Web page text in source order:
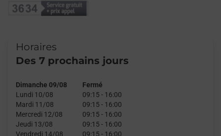
Horaires
Des 7 prochains jours
Dimanche 09/08
Fermé
Lundi 10/08
09:15 - 16:00
Mardi 11/08
09:15 - 16:00
Mercredi 12/08
09:15 - 16:00
Jeudi 13/08
09:15 - 16:00
Vendredi 14/08
09:15 - 16:00